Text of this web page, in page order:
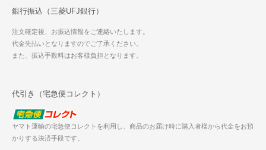
銀行振込（三菱UFJ銀行）
注文確定後、お振込情報をご連絡いたします。
代金先払いとなりますのでご了承ください。
また、振込手数料はお客様負担となります。
代引き（宅急便コレクト）
ヤマト運輸の宅急便コレクトを利用し、商品のお届け時に購入者様から代金をお預
かりする決済手段です。